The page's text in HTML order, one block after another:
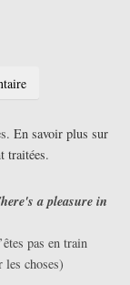
En savoir plus sur
traitées.
a pleasure in
pas en train
les choses)